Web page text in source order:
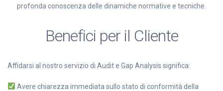
profonda conoscenza delle dinamiche normative e tecniche.
Benefici per il Cliente
Affidarsi al nostro servizio di Audit e Gap Analysis significa:
Avere chiarezza immediata sullo stato di conformità della